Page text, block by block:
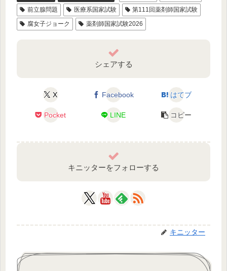
前立腺問題
医療系国家試験
第111回薬剤師国家試験
腐女子ジョーク
薬剤師国家試験2026
シェアする
X Facebook はてブ
Pocket LINE コピー
キニッターをフォローする
キニッター